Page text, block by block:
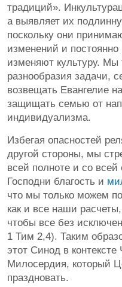
традиций».
а выявляет их
поскольку они
изменений и
изменяют культуру. Мы
разнообразия задачи,
возвещать Евангелие
защищать семью от
индивидуализма.
Избегая опасностей
другой стороны, мы
всей полноте и со
Господни благость и
что мы только можем
как и все наши
чтобы все без
1 Тим 2,4). Таким
этот Синод в
Милосердия, который
праздновать.